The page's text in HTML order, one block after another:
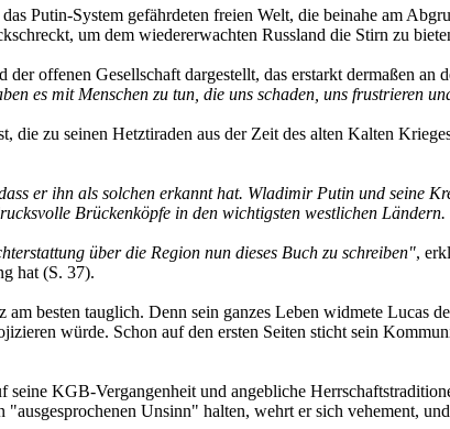
Putin-System gefährdeten freien Welt, die beinahe am
um dem wiedererwachten Russland die Stirn zu
offenen Gesellschaft dargestellt, das erstarkt dermaßen an
es mit Menschen zu tun, die uns schaden, uns frustrieren
zu seinen Hetztiraden aus der Zeit des alten Kalten
er ihn als solchen erkannt hat. Wladimir Putin und seine
Brückenköpfe in den wichtigsten westlichen
über die Region nun dieses Buch zu schreiben",
hat (S. 37).
besten tauglich. Denn sein ganzes Leben widmete Lucas
würde. Schon auf den ersten Seiten sticht sein
KGB-Vergangenheit und angebliche
Unsinn" halten, wehrt er sich vehement,